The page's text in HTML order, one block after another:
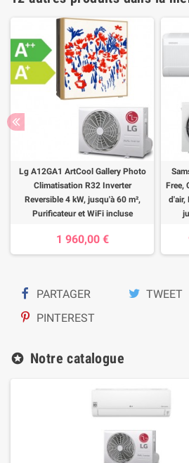
Lg A12GA1 ArtCool Gallery Photo
Climatisation R32 Inverter
Reversible 4 kW, jusqu'à 60 m²,
Purificateur et WiFi incluse
1 960,00 €
Free,
d'air,
PARTAGER TWEET
PINTEREST
stars Notre catalogue